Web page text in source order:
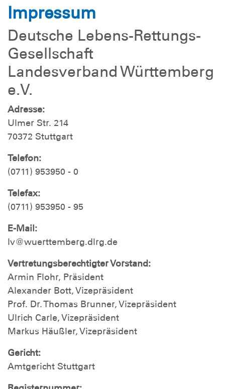
Impressum
Deutsche Lebens-Rettungs-
Gesellschaft
Landesverband Württemberg
e.V.
Adresse:
Ulmer Str. 214
70372 Stuttgart
Telefon:
(0711) 953950 - 0
Telefax:
(0711) 953950 - 95
E-Mail:
lv@wuerttemberg.dlrg.de
Vertretungsberechtigter Vorstand:
Armin Flohr, Präsident
Alexander Bott, Vizepräsident
Prof. Dr. Thomas Brunner, Vizepräsident
Ulrich Carle, Vizepräsident
Markus Häußler, Vizepräsident
Gericht:
Amtgericht Stuttgart